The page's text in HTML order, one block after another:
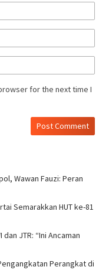
for the next time I
Wawan Fauzi: Peran
Semarakkan HUT ke-81
JTR: “Ini Ancaman
Perangkat di